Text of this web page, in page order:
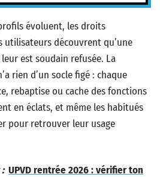
évoluent, les droits
utilisateurs découvrent qu’une
est soudain refusée. La
rien d’un socle figé : chaque
rebaptise ou cache des fonctions
en éclats, et même les habitués
pour retrouver leur usage
UPVD rentrée 2026 : vérifier ton